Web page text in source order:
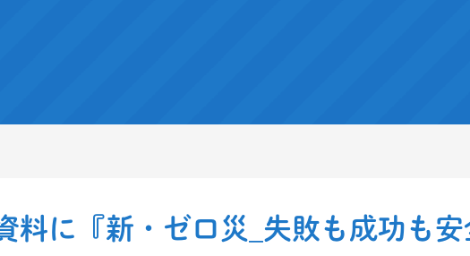
料に『新・ゼロ災_失敗も成功も